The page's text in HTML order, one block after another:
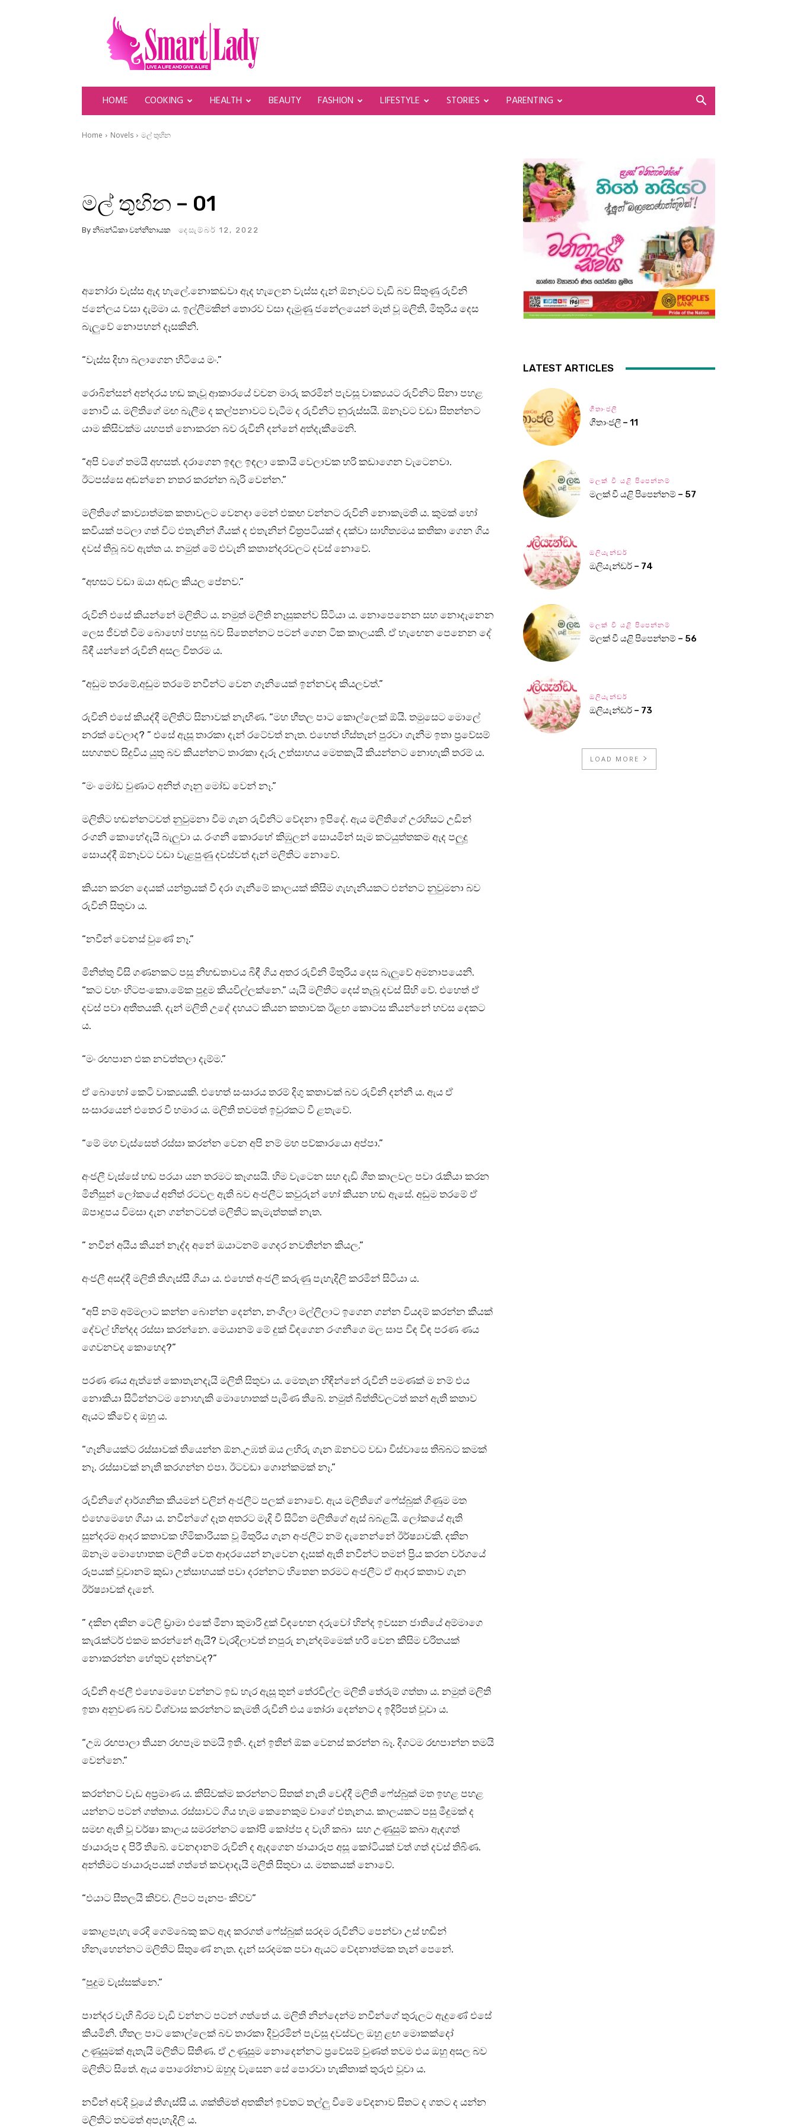
SmartLady
HOME COOKING HEALTH BEAUTY FASHION LIFESTYLE STORIES PARENTING
Home Novels මල් තුහින
මල් තුහින – 01
By නිබන්ධිකා වන්නිනායක දෙසැම්බර් 12, 2022
අනෝරා වැස්ස ඇද හැලේ.නොකඩවා ඇද හැලෙන වැස්ස දැන් ඕනෑවට වැඩි බව සිතුණු රුවිනි
ජනේලය වසා දැම්මා ය. ඉල්ලීමකින් තොරව වසා දැමුණු ජනේලයෙන් මෑත් වූ මලිති, මිතුරිය දෙස
බැලුවේ නොපහන් දෑසකිනි.
“වැස්ස දිහා බලාගෙන හිටියෙ මං.”
රොබින්සන් අන්දරය හඬ කැවූ ආකාරයේ වචන මාරු කරමින් පැවසූ වාක්‍යයට රුවිනිට සිනා පහළ
නොවී ය. මලිතිගේ මඟ බැලීම ද කල්පනාවට වැටීම ද රුවිනිට නුරුස්සයි. ඕනෑවට වඩා සිතන්නට
යාම කිසිවක්ම යහපත් නොකරන බව රුවිනි දන්නේ අත්දැකීමෙනි.
“අපි වගේ තමයි අහසත්. දරාගෙන ඉඳල ඉඳලා කොයි වෙලාවක හරි කඩාගෙන වැටෙනවා.
ඊටපස්සෙ අඬන්නෙ නතර කරන්න බැරි වෙන්න.”
මලිතිගේ කාව්‍යාත්මක කතාවලට වෙනදා මෙන් එකඟ වන්නට රුවිනි නොකැමති ය. කුමක් හෝ
කවියක් පටලා ගත් විට එතැනින් ගීයක් ද එතැනින් චිත්‍රපටියක් ද දක්වා සාහිත්‍යමය කතිකා ගෙන ගිය
දවස් තිබූ බව ඇත්ත ය. නමුත් මේ එවැනි කතාන්දරවලට දවස් නොවේ.
“අහසට වඩා ඔයා අඬල කියල පේනව.”
රුවිනි එසේ කියන්නේ මලිතිට ය. නමුත් මලිති නෑසුකන්ව සිටියා ය. නොපෙනෙන සහ නොදැනෙන
ලෙස ජීවත් වීම බොහෝ පහසු බව සිතෙන්නට පටන් ගෙන ටික කාලයකි. ඒ හැඟෙන පෙනෙන දේ
බිඳී යන්නේ රුවිනි අසල විතරම ය.
“අඩුම තරමේ,අඩුම තරමේ නවීන්ට වෙන ගෑනියෙක් ඉන්නවද කියලවත්.”
රුවිනි එසේ කියද්දී මලිතිට සිනාවක් නැඟිණ. “මහ හීතල පාට කොල්ලෙක් ඕයි. තමුසෙට මොලේ
නරක් වෙලාද? ” එසේ ඇසූ තාරකා දැන් රටේවත් නැත. එහෙත් හිස්තැන් පුරවා ගැනීම ඉතා ප්‍රවේසම්
සහගතව සිදුවිය යුතු බව කියන්නට තාරකා දැරූ උත්සාහය මෙතකැයි කියන්නට නොහැකි තරම් ය.
“මං මෝඩ වුණාට අනිත් ගෑනු මෝඩ වෙන් නෑ.”
මලිතිට හඬන්නටවත් නුවුමනා වීම ගැන රුවිනිට වේදනා ඉපිදේ. ඇය මලිතිගේ උරහිසට උඩින්
රංගනී කොහේදැයි බැලුවා ය. රංගනී කොරහේ කිඹුලන් සොයමින් සෑම කටයුත්තකම ඇද පලුදු
සොයද්දී ඕනෑවට වඩා වැළපුණු දවස්වත් දැන් මලිතිට නොවේ.
කියන කරන දෙයක් යන්ත්‍රයක් වී දරා ගැනීමේ කාලයක් කිසිම ගැහැනියකට එන්නට නුවුමනා බව
රුවිනි සිතුවා ය.
“නවීන් වෙනස් වුණේ නෑ.”
මිනිත්තු විසි ගණනකට පසු නිහඬතාවය බිඳී ගිය අතර රුවිනි මිතුරිය දෙස බැලුවේ අමනාපයෙනි.
“කට වහං හිටපංකො.මේක පුදුම කියවිල්ලක්නෙ.” යැයි මලිතිට දෙස් තැබූ දවස් සිහි වේ. එහෙත් ඒ
දවස් පවා අතීතයකි. දැන් මලිති උදේ දහයට කියන කතාවක ඊළඟ කොටස කියන්නේ හවස දෙකට
ය.
“මං රඟපාන එක නවත්තලා දැම්ම.”
ඒ බොහෝ කෙටි වාක්‍යයකි. එහෙත් සංසාරය තරම් දිගු කතාවක් බව රුවිනි දන්නී ය. ඇය ඒ
සංසාරයෙන් එතෙර වී හමාර ය. මලිති තවමත් ඉවුරකට වී ළතැවේ.
“මේ මහ වැස්සෙත් රස්සා කරන්න වෙන අපි නම් මහ පව්කාරයො අප්පා.”
අංජලී වැස්සේ හඬ පරයා යන තරමට කෑගසයි. හිම වැටෙන සහ දැඩි ශීත කාලවල පවා රැකියා කරන
මිනිසුන් ලෝකයේ අනිත් රටවල ඇති බව අංජලීට කවුරුන් හෝ කියන හඬ ඇසේ. අඩුම තරමේ ඒ
ඕපාදුපය විමසා දැන ගන්නටවත් මලිතිට කැමැත්තක් නැත.
” නවීන් අයිය කියන් නැද්ද අනේ ඔයාටනම් ගෙදර නවතින්න කියල.”
අංජලී අසද්දී මලිති තිගැස්සී ගියා ය. එහෙත් අංජලී කරුණු පැහැදිලි කරමින් සිටියා ය.
“අපි නම් අම්මලාට කන්න බොන්න දෙන්න, නංගිලා මල්ලිලාට ඉගෙන ගන්න වියදම් කරන්න කීයක්
දේවල් හින්දද රස්සා කරන්නෙ. මෙයානම් මේ දුක් විඳගෙන රංගනීගෙ මල සාප විඳ විඳ පරණ ණය
ගෙවනවද කොහෙද?”
පරණ ණය ඇත්තේ කොතැනදැයි මලිති සිතුවා ය. මෙතැන හිඳින්නේ රුවිනි පමණක් ම නම් එය
නොකියා සිටින්නටම නොහැකි මොහොතක් පැමිණ තිබේ. නමුත් බිත්තිවලටත් කන් ඇති කතාව
ඇයට කීවේ ද ඔහු ය.
“ගෑනියෙක්ට රස්සාවක් තියෙන්න ඕන.උඹත් ඔය ලහිරු ගැන ඕනවට වඩා විස්වාසෙ තිබ්බට කමක්
නෑ. රස්සාවක් නැති කරගන්න එපා. ඊටවඩා ගොන්කමක් නෑ.”
රුවිනිගේ දාර්ශනික කියමන් වලින් අංජලීට පලක් නොවේ. ඇය මලිතිගේ ෆේස්බුක් ගිණුම මත
එහෙමෙහෙ ගියා ය. නවීන්ගේ දෑත අතරට මැදි වී සිටින මලිතිගේ ඇස් බබළයි. ලෝකයේ ඇති
සුන්දරම ආදර කතාවක හිමිකාරියක වූ මිතුරිය ගැන අංජලීට නම් දැනෙන්නේ ඊර්ෂ්‍යාවකි. දකින
ඕනෑම මොහොතක මලිති වෙත ආදරයෙන් නැවෙන දෑසක් ඇති නවීන්ට තමන් ප්‍රිය කරන වර්ගයේ
රූපයක් වූවානම් කුඩා උත්සාහයක් පවා දරන්නට හිතෙන තරමට අංජලීට ඒ ආදර කතාව ගැන
ඊර්ෂ්‍යාවක් දැනේ.
” දකින දකින ටෙලි ඩ්‍රාමා එකේ මීනා කුමාරි දුක් විඳඟෙන දරුවෝ හින්ද ඉවසන ජාතියේ අම්මාගෙ
කැරැක්ටර් එකම කරන්නේ ඇයි? වැරදිලාවත් නපුරු නැන්දම්මෙක් හරි වෙන කිසිම චරිතයක්
නොකරන්න හේතුව දන්නවද?”
රුවිනි අංජලී එහෙමෙහෙ වන්නට ඉඩ හැර ඇසූ තුන් තේරවිල්ල මලිති තේරුම් ගත්තා ය. නමුත් මලිති
ඉතා අනුවණ බව විශ්වාස කරන්නට කැමති රුවිනි එය තෝරා දෙන්නට ද ඉදිරිපත් වූවා ය.
“උඹ රඟපාලා තියන රඟපෑම තමයි ඉතිං. දැන් ඉතින් ඕක වෙනස් කරන්න බෑ. දිගටම රඟපාන්න තමයි
වෙන්නෙ.”
කරන්නට වැඩ අප්‍රමාණ ය. කිසිවක්ම කරන්නට සිතක් නැති වෙද්දී මලිති ෆේස්බුක් මත ඉහළ පහළ
යන්නට පටන් ගත්තාය. රස්සාවට ගිය හැම කෙනෙකුම වාගේ එතැනය. කාලයකට පසු මීදුමක් ද
සමඟ ඇති වූ වර්ෂා කාලය සමරන්නට කෝපි කෝප්ප ද වැහි කබා සහ උණුසුම් කබා ඇඳගත්
ඡායාරූප ද පිරී තිබේ. වෙනදානම් රුවිනි ද ඇදගෙන ඡායාරූප අසූ කෝටියක් වත් ගත් දවස් තිබිණ.
අන්තිමට ඡායාරූපයක් ගත්තේ කවදාදැයි මලිති සිතුවා ය. මතකයක් නොවේ.
“එයාට සීතලයි කිව්ව. ලිපට පැනපං කිව්ව”
කොළපැහැ රෙදි ගෙම්බෙකු කට ඇද කරගත් ෆේස්බුක් සරදම රුවිනිට පෙන්වා උස් හඬින්
හිනැහෙන්නට මලිතිට සිතුණේ නැත. දැන් සරදමක පවා ඇයට වේදනාත්මක තැන් පෙනේ.
“පුදුම වැස්සක්නෙ.”
පාන්දර වැහි බීරම වැඩි වන්නට පටන් ගත්තේ ය. මලිති නින්දෙන්ම නවීන්ගේ තුරුලට ඇදුණේ එසේ
කියමිනි. හීතල පාට කොල්ලෙක් බව තාරකා දිවුරමින් පැවසූ දවස්වල ඔහු ළඟ මොකක්දෝ
උණුසුමක් ඇතැයි මලිතිට සිතිණ. ඒ උණුසුම නොදෙන්නට ප්‍රවේසම් වුණත් තවම එය ඔහු අසල බව
මලිතිට සිතේ. ඇය පොරෝනාව ඔහුද වැසෙන සේ පොරවා හැකිතාක් තුරුළු වූවා ය.
නවීන් අවදි වූයේ තිගැස්සී ය. ශක්තිමත් අතකින් ඉවතට තල්ලු වීමේ වේදනාව සිතට ද ගතට ද යන්න
මලිතිට තවමත් අපැහැදිලි ය.
LATEST ARTICLES
ගීතාංජලී
ගීතාංජලී – 11
මලක් වී යළි පිපෙන්නම්
මලක් වී යළි පිපෙන්නම් – 57
ඔලියැන්ඩර්
ඔලියැන්ඩර් – 74
මලක් වී යළි පිපෙන්නම්
මලක් වී යළි පිපෙන්නම් – 56
ඔලියැන්ඩර්
ඔලියැන්ඩර් – 73
LOAD MORE